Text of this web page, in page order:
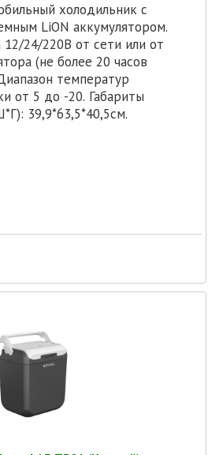
холодильник с
LiON аккумулятором.
24/220В от сети или от
(не более 20 часов
температур
39,9*63,5*40,5см.